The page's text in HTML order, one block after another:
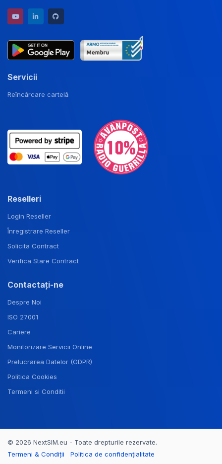
YouTube channel
LinkedIn profile
Servicii
Reîncărcare cartelă
Reselleri
Login Reseller
Înregistrare Reseller
Solicita Contract
Verifica Stare Contract
Contactați-ne
Despre Noi
ISO 27001
Cariere
Monitorizare Servicii Online
Prelucrarea Datelor (GDPR)
Politica Cookies
Termeni si Conditii
© 2026 NextSIM.eu - Toate drepturile rezervate.
Termeni & Condiții
Politica de confidențialitate